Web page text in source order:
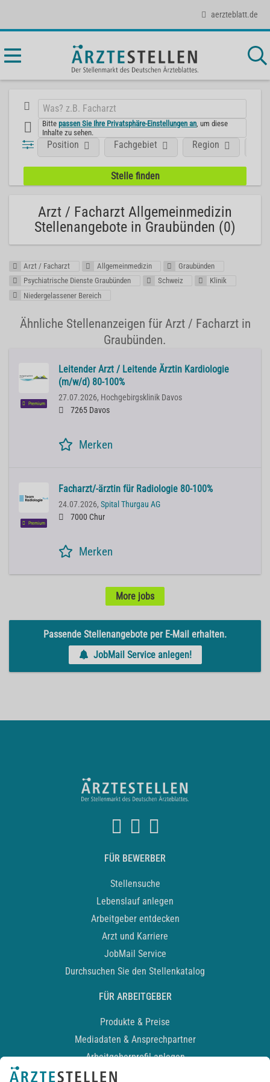
aerzteblatt.de
Bittepassen Sie Ihre Privatsphäre-Einstellungen an , um diese
Inhalte zu sehen.
Position Fachgebiet Region
Arzt / Facharzt Allgemeinmedizin
Stellenangebote in Graubünden (0)
Arzt / Facharzt Allgemeinmedizin
Graubünden
Psychiatrische Dienste Graubünden
Schweiz
Klinik
Niedergelassener Bereich
Ähnliche Stellenanzeigen für Arzt / Facharzt in
Graubünden.
Premium
Leitender Arzt / Leitende Ärztin Kardiologie
(m/w/d) 80-100%
27.07.2026, Hochgebirgsklinik Davos
7265 Davos
Merken
Premium
Facharzt/-ärztin für Radiologie 80-100%
24.07.2026, Spital Thurgau AG
7000 Chur
Merken
More jobs
Passende Stellenangebote per E-Mail erhalten.
JobMail Service anlegen!
FÜR BEWERBER
Stellensuche
Lebenslauf anlegen
Arbeitgeber entdecken
Arzt und Karriere
JobMail Service
Durchsuchen Sie den Stellenkatalog
FÜR ARBEITGEBER
Produkte & Preise
Mediadaten & Ansprechpartner
Arbeitgeberprofil anlegen
Recruiting-Podcast